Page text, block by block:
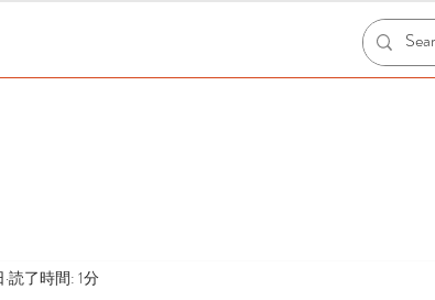
読了時間: 1分